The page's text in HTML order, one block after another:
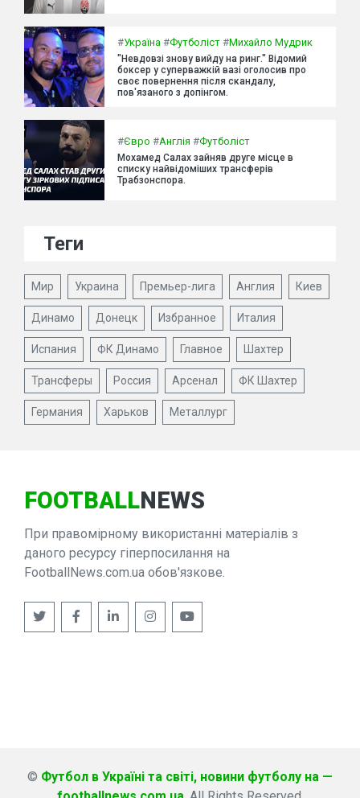
#Україна #Футболіст #Михайло Мудрик
"Невдовзі знову вийду на ринг." Відомий
боксер у суперважкій вазі оголосив про
своє повернення після скандалу,
пов'язаного з допінгом.
#Євро #Англія #Футболіст
Мохамед Салах зайняв друге місце в
списку найвідоміших трансферів
Трабзонспора.
Теги
Мир Украина Премьер-лига Англия Киев
Динамо Донецк Избранное Италия
Испания ФК Динамо Главное Шахтер
Трансферы Россия Арсенал ФК Шахтер
Германия Харьков Металлург
FOOTBALLNEWS
При правомірному використанні матеріалів з
даного ресурсу гіперпосилання на
FootballNews.com.ua обов'язкове.
© Футбол в Україні та світі, новини футболу на —